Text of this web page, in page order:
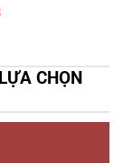
CHỌN